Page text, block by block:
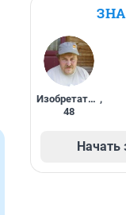
Изобретатель ,
48
Начать